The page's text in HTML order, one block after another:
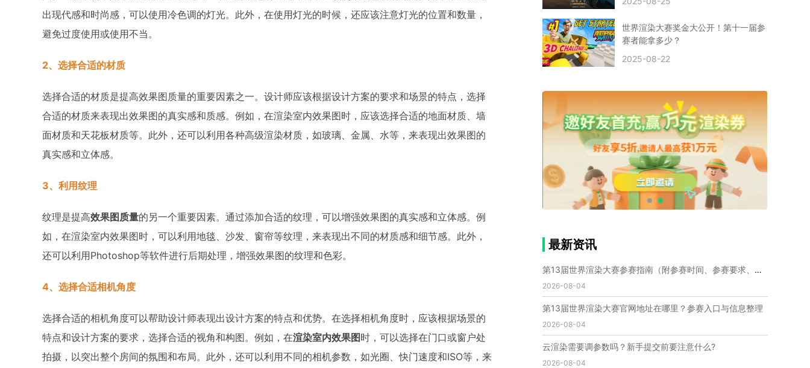
出现代感和时尚感，可以使用冷色调的灯光。此外，在使用灯光的时候，还应该注意灯光的位置和数量，
避免过度使用或使用不当。
2、选择合适的材质
选择合适的材质是提高效果图质量的重要因素之一。设计师应该根据设计方案的要求和场景的特点，选择
合适的材质来表现出效果图的真实感和质感。例如，在渲染室内效果图时，应该选择合适的地面材质、墙
面材质和天花板材质等。此外，还可以利用各种高级渲染材质，如玻璃、金属、水等，来表现出效果图的
真实感和立体感。
3、利用纹理
纹理是提高效果图质量的另一个重要因素。通过添加合适的纹理，可以增强效果图的真实感和立体感。例
如，在渲染室内效果图时，可以利用地毯、沙发、窗帘等纹理，来表现出不同的材质感和细节感。此外，
还可以利用Photoshop等软件进行后期处理，增强效果图的纹理和色彩。
4、选择合适相机角度
选择合适的相机角度可以帮助设计师表现出设计方案的特点和优势。在选择相机角度时，应该根据场景的
特点和设计方案的要求，选择合适的视角和构图。例如，在渲染室内效果图时，可以选择在门口或窗户处
拍摄，以突出整个房间的氛围和布局。此外，还可以利用不同的相机参数，如光圈、快门速度和ISO等，来
Substance Painter
vray网络渲染
SAAS渲染农场
Lumion
ZBrush技巧
SketchUp教程
3dmax 渲染慢
渲染卡顿
云渲染怎么收费
纹理渲染
全局光引擎
渲染溢色
EEVEE渲染器
C4D教程
Corona降噪器
奥斯卡 电影
建模渲染
人物建模渲染
在线建模渲染
北京渲染农场
成都动画渲染
免费渲染农场
网络渲染农场
个人渲染农场
小型渲染农场
自建渲染农场
视频渲染农场
渲染农场软件
cpu渲染农场
渲染农场费用
渲染农场下载
模型软件
建模渲染软件
三维建模渲染
3d建模渲染
云渲染农场
C4D渲染农场
渲染农场收费
云渲染农场价格
瑞云渲染农场价格
动画渲染农场
第十一届世界渲染大赛
世界渲染大赛时间
世界渲染大赛官网
国际渲染大赛
国际渲染大赛排名
世界渲染大赛软件
瑞云官网
瑞云科技 端云
瑞云渲染官网
世界渲染大赛奖金大公开！第十一届参
赛者能拿多少？
2025-08-22
最新资讯
第13届世界渲染大赛参赛指南（附参赛时间、参赛要求、赛事奖励等）
2026-08-04
第13届世界渲染大赛官网地址在哪里？参赛入口与信息整理
2026-08-04
云渲染需要调参数吗？新手提交前要注意什么?
2026-08-04